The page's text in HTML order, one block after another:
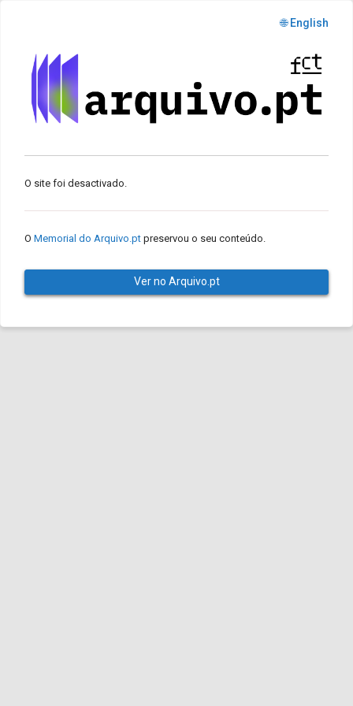
🌐 English
O site foi desactivado.
O Memorial do Arquivo.pt preservou o seu conteúdo.
Ver no Arquivo.pt